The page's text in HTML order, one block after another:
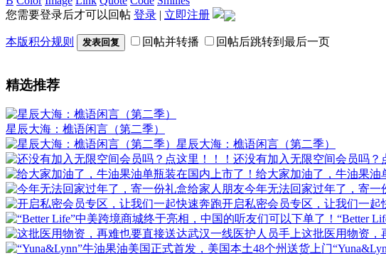
您需要登录后才可以回帖 登录 | 立即注册
本版积分规则 发表回复 回帖并转播 回帖后跳转到最后一页
精选推荐
星辰大海：樵语闲言（第二季）
星辰大海：樵语闲言（第二季）
还没有加入无限空间会员吗？
给大家加油了，牛油果油
今年无法回家过年了，寄一
开启私密会员专区，让我们一起
“Better
这批医用物资，